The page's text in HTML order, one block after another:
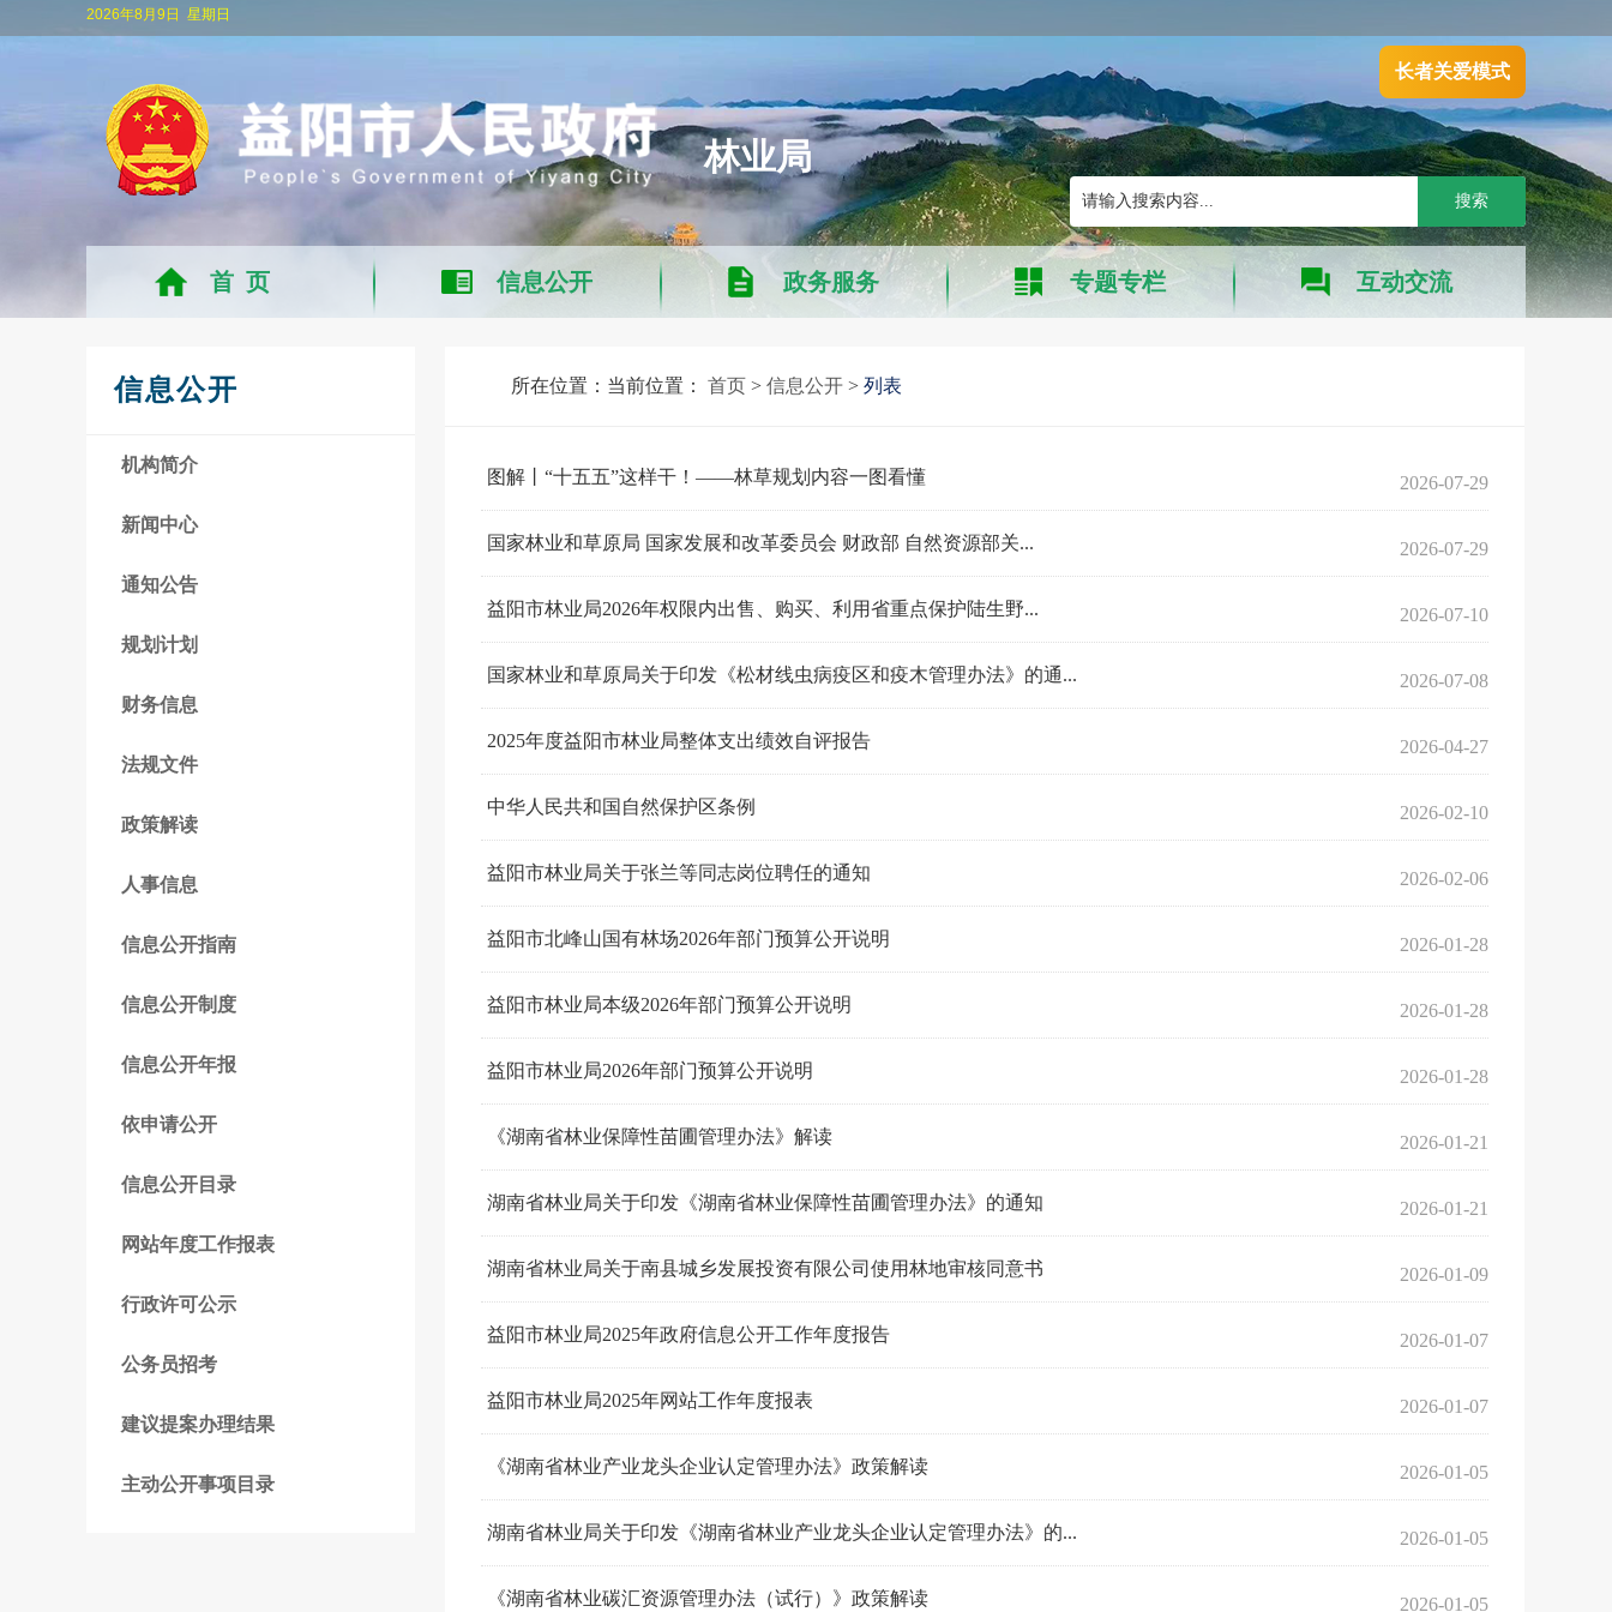
2026年8月9日 星期日
长者关爱模式
林业局
搜索
首 页 信息公开 政务服务 专题专栏 互动交流
信息公开
机构简介
新闻中心
通知公告
规划计划
财务信息
法规文件
政策解读
人事信息
信息公开指南
信息公开制度
信息公开年报
依申请公开
信息公开目录
网站年度工作报表
行政许可公示
公务员招考
建议提案办理结果
主动公开事项目录
所在位置：当前位置： 首页 > 信息公开 > 列表
图解丨“十五五”这样干！——林草规划内容一图看懂 2026-07-29
国家林业和草原局 国家发展和改革委员会 财政部 自然资源部关... 2026-07-29
益阳市林业局2026年权限内出售、购买、利用省重点保护陆生野... 2026-07-10
国家林业和草原局关于印发《松材线虫病疫区和疫木管理办法》的通... 2026-07-08
2025年度益阳市林业局整体支出绩效自评报告 2026-04-27
中华人民共和国自然保护区条例 2026-02-10
益阳市林业局关于张兰等同志岗位聘任的通知 2026-02-06
益阳市北峰山国有林场2026年部门预算公开说明 2026-01-28
益阳市林业局本级2026年部门预算公开说明 2026-01-28
益阳市林业局2026年部门预算公开说明 2026-01-28
《湖南省林业保障性苗圃管理办法》解读 2026-01-21
湖南省林业局关于印发《湖南省林业保障性苗圃管理办法》的通知 2026-01-21
湖南省林业局关于南县城乡发展投资有限公司使用林地审核同意书 2026-01-09
益阳市林业局2025年政府信息公开工作年度报告 2026-01-07
益阳市林业局2025年网站工作年度报表 2026-01-07
《湖南省林业产业龙头企业认定管理办法》政策解读 2026-01-05
湖南省林业局关于印发《湖南省林业产业龙头企业认定管理办法》的... 2026-01-05
《湖南省林业碳汇资源管理办法（试行）》政策解读 2026-01-05